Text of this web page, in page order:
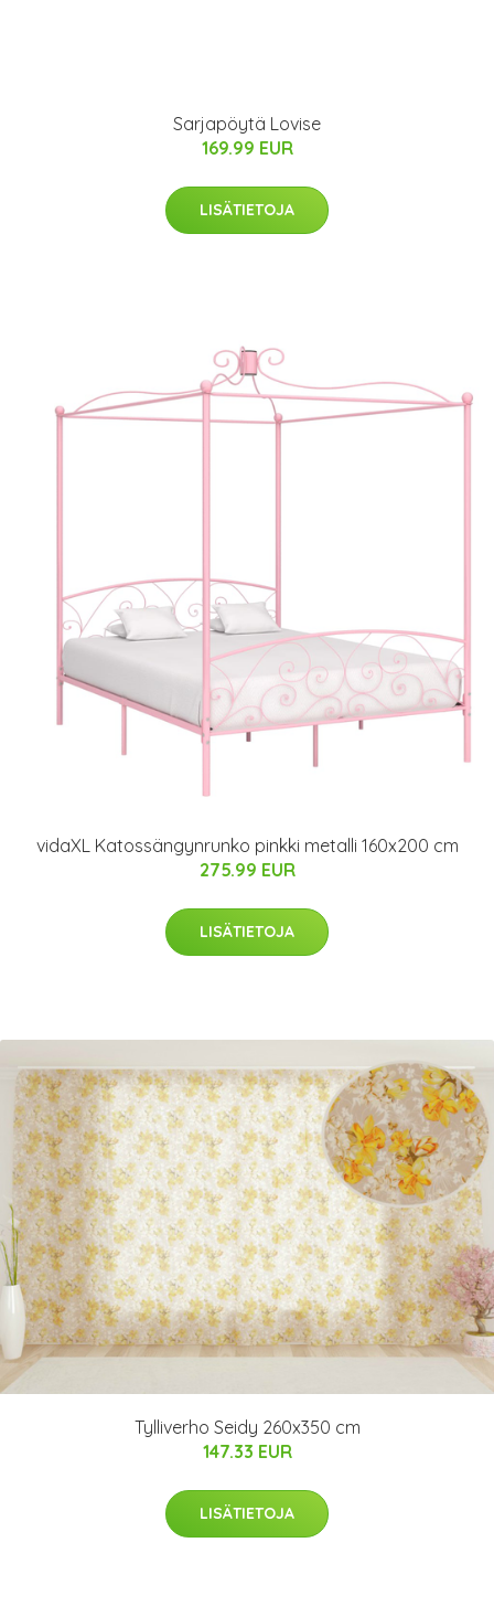
Sarjapöytä Lovise
169.99 EUR
LISÄTIETOJA
vidaXL Katossängynrunko pinkki metalli 160x200 cm
275.99 EUR
LISÄTIETOJA
Tylliverho Seidy 260x350 cm
147.33 EUR
LISÄTIETOJA